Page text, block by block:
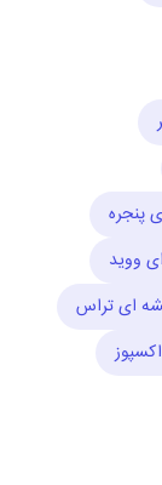
پنجره
ووید
ای تراس